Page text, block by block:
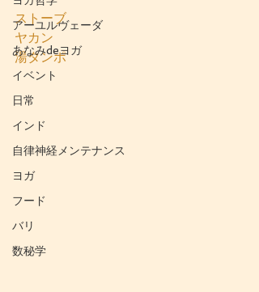
アーユルヴェーダ
あなみdeヨガ
イベント
日常
インド
自律神経メンテナンス
ヨガ
フード
バリ
数秘学
ストーブ
ヤカン
湯タンポ